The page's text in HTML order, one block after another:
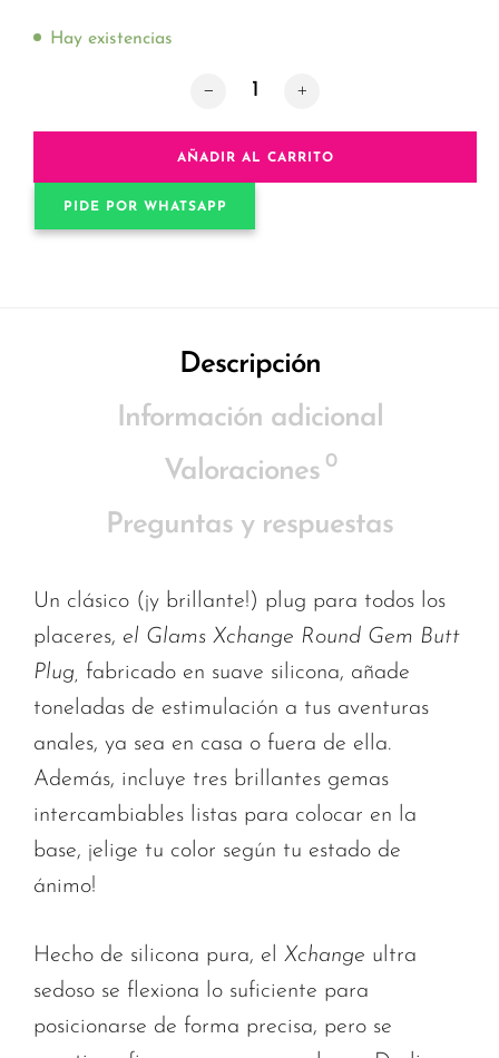
Hay existencias
Plug Anal con Gemas
AÑADIR AL CARRITO
PIDE POR WHATSAPP
Descripción
Información adicional
Valoraciones 0
Preguntas y respuestas
Un clásico (¡y brillante!) plug para todos los
placeres, el Glams Xchange Round Gem Butt
Plug, fabricado en suave silicona, añade
toneladas de estimulación a tus aventuras
anales, ya sea en casa o fuera de ella.
Además, incluye tres brillantes gemas
intercambiables listas para colocar en la
base, ¡elige tu color según tu estado de
ánimo!
Hecho de silicona pura, el Xchange ultra
sedoso se flexiona lo suficiente para
posicionarse de forma precisa, pero se